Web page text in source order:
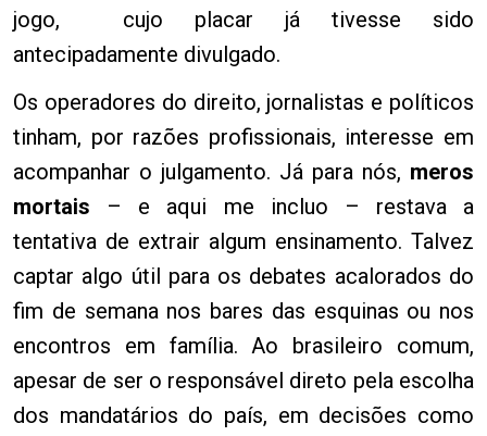
jogo, cujo placar já tivesse sido
antecipadamente divulgado.
Os operadores do direito, jornalistas e políticos
tinham, por razões profissionais, interesse em
acompanhar o julgamento. Já para nós, meros
mortais – e aqui me incluo – restava a
tentativa de extrair algum ensinamento. Talvez
captar algo útil para os debates acalorados do
fim de semana nos bares das esquinas ou nos
encontros em família. Ao brasileiro comum,
apesar de ser o responsável direto pela escolha
dos mandatários do país, em decisões como